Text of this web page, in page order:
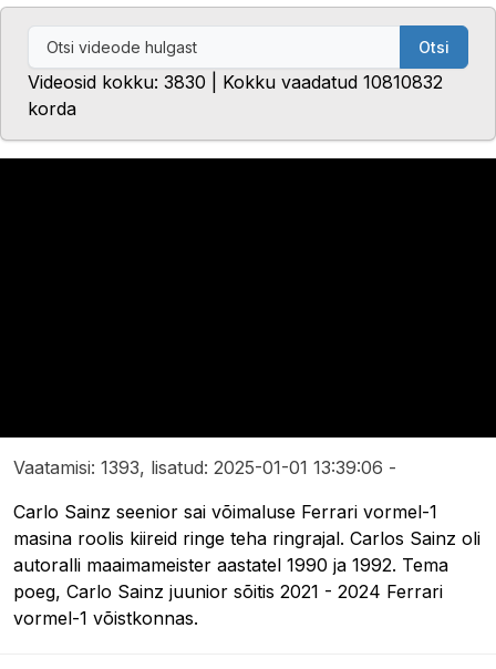
Otsi
Videosid kokku: 3830 | Kokku vaadatud 10810832
korda
Vaatamisi: 1393, lisatud: 2025-01-01 13:39:06 -
Carlo Sainz seenior sai võimaluse Ferrari vormel-1
masina roolis kiireid ringe teha ringrajal. Carlos Sainz oli
autoralli maaimameister aastatel 1990 ja 1992. Tema
poeg, Carlo Sainz juunior sõitis 2021 - 2024 Ferrari
vormel-1 võistkonnas.